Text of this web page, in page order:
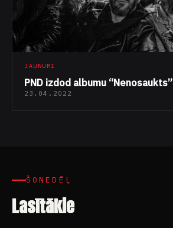
JAUNUMI
PND izdod albumu “Nenosaukts”
23.04.2022
ŠONEDĒĻ
Lasītākie